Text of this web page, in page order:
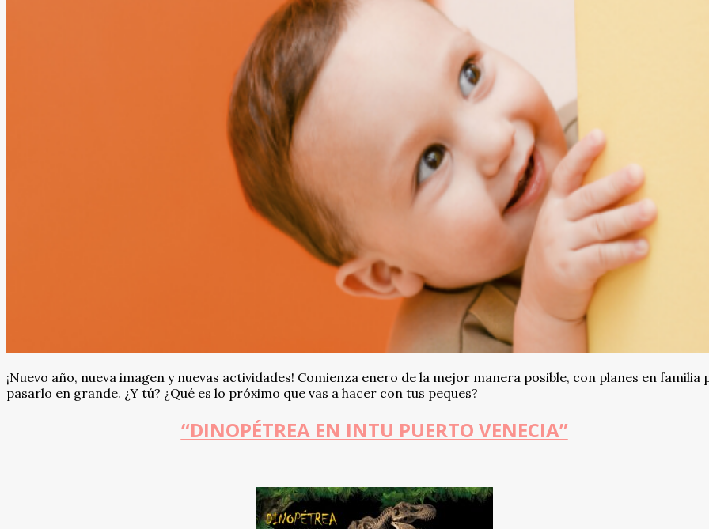
¡Nuevo año, nueva imagen y nuevas actividades! Comienza enero de la mejor manera posible, con planes en familia
pasarlo en grande. ¿Y tú? ¿Qué es lo próximo que vas a hacer con tus peques?
“DINOPÉTREA EN INTU PUERTO VENECIA”